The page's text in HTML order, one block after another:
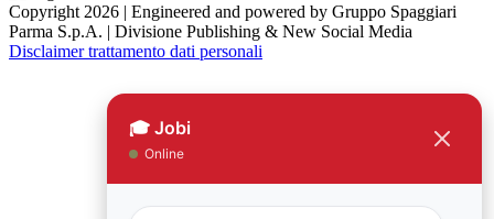
Copyright 2026 | Engineered and powered by Gruppo Spaggiari
Parma S.p.A. | Divisione Publishing & New Social Media
Disclaimer trattamento dati personali